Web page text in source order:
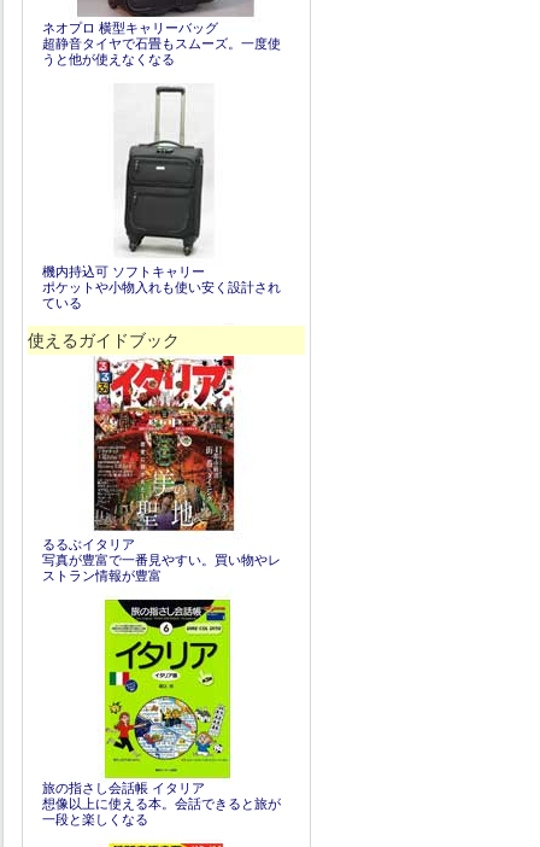
ネオプロ 横型キャリーバッグ
超静音タイヤで石畳もスムーズ。一度使
うと他が使えなくなる
機内持込可 ソフトキャリー
ポケットや小物入れも使い安く設計され
ている
使えるガイドブック
るるぶイタリア
写真が豊富で一番見やすい。買い物やレ
ストラン情報が豊富
旅の指さし会話帳 イタリア
想像以上に使える本。会話できると旅が
一段と楽しくなる